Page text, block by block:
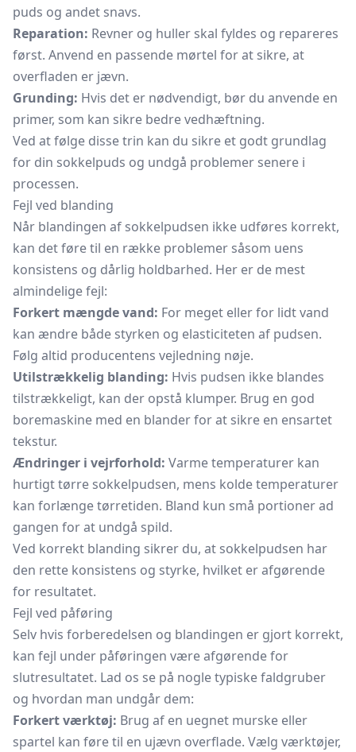
puds og andet snavs.
Reparation: Revner og huller skal fyldes og repareres
først. Anvend en passende mørtel for at sikre, at
overfladen er jævn.
Grunding: Hvis det er nødvendigt, bør du anvende en
primer, som kan sikre bedre vedhæftning.
Ved at følge disse trin kan du sikre et godt grundlag
for din sokkelpuds og undgå problemer senere i
processen.
Fejl ved blanding
Når blandingen af sokkelpudsen ikke udføres korrekt,
kan det føre til en række problemer såsom uens
konsistens og dårlig holdbarhed. Her er de mest
almindelige fejl:
Forkert mængde vand: For meget eller for lidt vand
kan ændre både styrken og elasticiteten af pudsen.
Følg altid producentens vejledning nøje.
Utilstrækkelig blanding: Hvis pudsen ikke blandes
tilstrækkeligt, kan der opstå klumper. Brug en god
boremaskine med en blander for at sikre en ensartet
tekstur.
Ændringer i vejrforhold: Varme temperaturer kan
hurtigt tørre sokkelpudsen, mens kolde temperaturer
kan forlænge tørretiden. Bland kun små portioner ad
gangen for at undgå spild.
Ved korrekt blanding sikrer du, at sokkelpudsen har
den rette konsistens og styrke, hvilket er afgørende
for resultatet.
Fejl ved påføring
Selv hvis forberedelsen og blandingen er gjort korrekt,
kan fejl under påføringen være afgørende for
slutresultatet. Lad os se på nogle typiske faldgruber
og hvordan man undgår dem:
Forkert værktøj: Brug af en uegnet murske eller
spartel kan føre til en ujævn overflade. Vælg værktøjer,